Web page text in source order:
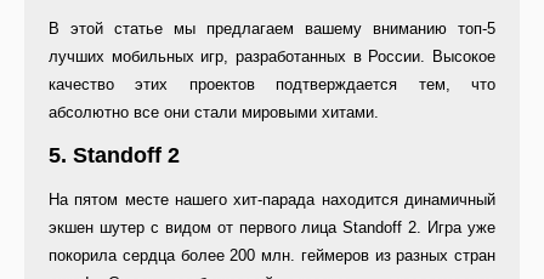
В этой статье мы предлагаем вашему вниманию топ-5
лучших мобильных игр, разработанных в России. Высокое
качество этих проектов подтверждается тем, что
абсолютно все они стали мировыми хитами.
5. Standoff 2
На пятом месте нашего хит-парада находится динамичный
экшен шутер с видом от первого лица Standoff 2. Игра уже
покорила сердца более 200 млн. геймеров из разных стран